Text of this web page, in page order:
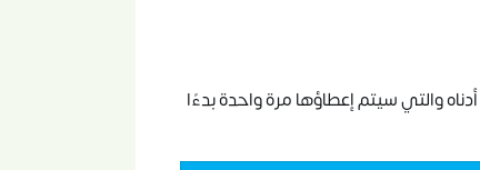
والتي سيتم إعطاؤها مرة واحدة بدءًا